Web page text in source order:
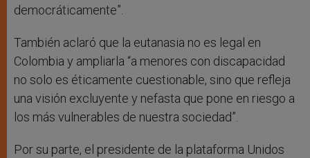
democráticamente”.
También aclaró que la eutanasia no es legal en
Colombia y ampliarla “a menores con discapacidad
no solo es éticamente cuestionable, sino que refleja
una visión excluyente y nefasta que pone en riesgo a
los más vulnerables de nuestra sociedad”.
Por su parte, el presidente de la plataforma Unidos